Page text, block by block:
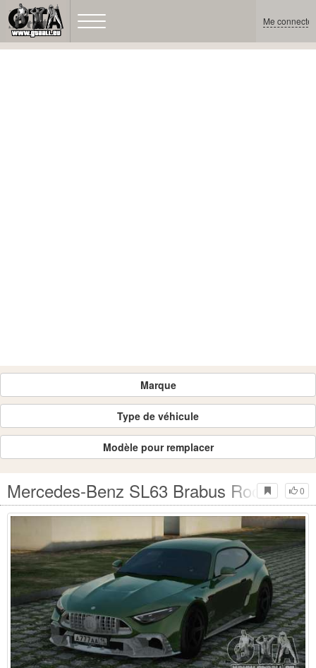
Me connecter
Marque
Type de véhicule
Modèle pour remplacer
0
Mercedes-Benz SL63 Brabus Rocket